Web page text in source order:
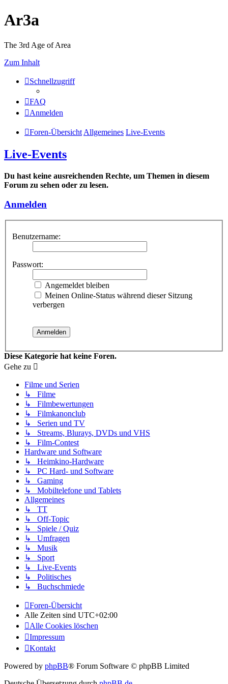
Ar3a
The 3rd Age of Area
Zum Inhalt
Schnellzugriff
FAQ
Anmelden
Foren-Übersicht Allgemeines Live-Events
Live-Events
Du hast keine ausreichenden Rechte, um Themen in diesem
Forum zu sehen oder zu lesen.
Anmelden
Benutzername:
Passwort:
Angemeldet bleiben
Meinen Online-Status während dieser Sitzung
verbergen
Diese Kategorie hat keine Foren.
Gehe zu
Filme und Serien
↳ Filme
↳ Filmbewertungen
↳ Filmkanonclub
↳ Serien und TV
↳ Streams, Blurays, DVDs und VHS
↳ Film-Contest
Hardware und Software
↳ Heimkino-Hardware
↳ PC Hard- und Software
↳ Gaming
↳ Mobiltelefone und Tablets
Allgemeines
↳ TT
↳ Off-Topic
↳ Spiele / Quiz
↳ Umfragen
↳ Musik
↳ Sport
↳ Live-Events
↳ Politisches
↳ Buchschmiede
Foren-Übersicht
Alle Zeiten sind UTC+02:00
Alle Cookies löschen
Impressum
Kontakt
Powered by phpBB® Forum Software © phpBB Limited